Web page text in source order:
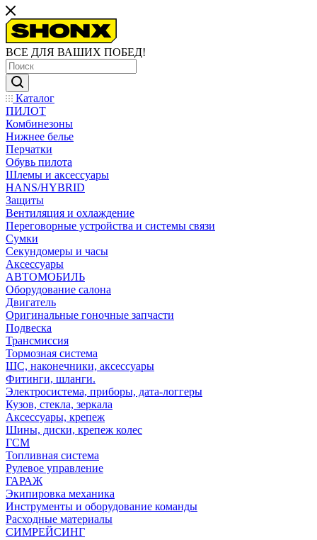
ВСЕ ДЛЯ ВАШИХ ПОБЕД!
Каталог
ПИЛОТ
Комбинезоны
Нижнее белье
Перчатки
Обувь пилота
Шлемы и аксессуары
HANS/HYBRID
Защиты
Вентиляция и охлаждение
Переговорные устройства и системы связи
Сумки
Секундомеры и часы
Аксессуары
АВТОМОБИЛЬ
Оборудование салона
Двигатель
Оригинальные гоночные запчасти
Подвеска
Трансмиссия
Тормозная система
ШС, наконечники, аксессуары
Фитинги, шланги.
Электросистема, приборы, дата-логгеры
Кузов, стекла, зеркала
Аксессуары, крепеж
Шины, диски, крепеж колес
ГСМ
Топливная система
Рулевое управление
ГАРАЖ
Экипировка механика
Инструменты и оборудование команды
Расходные материалы
СИМРЕЙСИНГ